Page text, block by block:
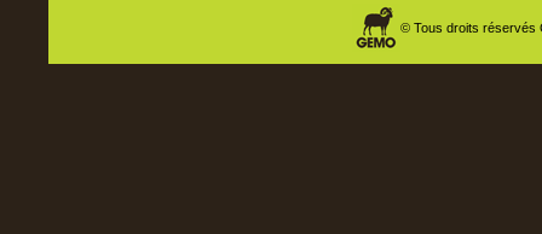
© Tous droits réservés